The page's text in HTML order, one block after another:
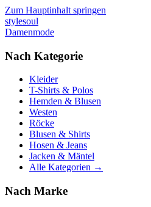
Zum Hauptinhalt springen
stylesoul
Damenmode
Nach Kategorie
Kleider
T-Shirts & Polos
Hemden & Blusen
Westen
Röcke
Blusen & Shirts
Hosen & Jeans
Jacken & Mäntel
Alle Kategorien →
Nach Marke